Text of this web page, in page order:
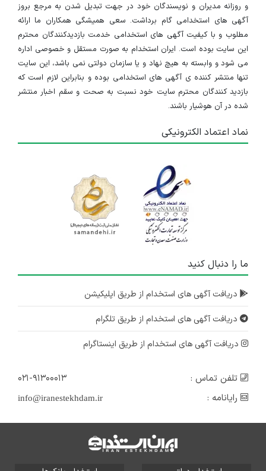
و روزانه مدیران و نویسندگان خود در جهت تبدیل شدن به مرجع بروز
آگهی های استخدامی گام برداشت. سعی همیشگی همکاران ما ارائه
مطلوب و با کیفیت آگهی های استخدامی خدمت بازدیدکنندگان محترم
این سایت بوده است. ایران استخدام به صورت مستقل و خصوصی اداره
می شود و وابسته به هیچ نهاد و یا سازمان دولتی نمی باشد، این سایت
تنها منتشر کننده ی آگهی های استخدامی بوده و بنابراین لازم است که
بازدید کنندگان محترم سایت خود نسبت به صحت و سقم اخبار منتشر
شده در آن هوشیار باشند.
نماد اعتماد الکترونیکی
ما را دنبال کنید
دریافت آگهی های استخدام از طریق اپلیکیشن
دریافت آگهی های استخدام از طریق تلگرام
دریافت آگهی های استخدام از طریق اینستاگرام
تلفن تماس :
۰۲۱-۹۱۳۰۰۰۱۳
رایانامه :
info@iranestekhdam.ir